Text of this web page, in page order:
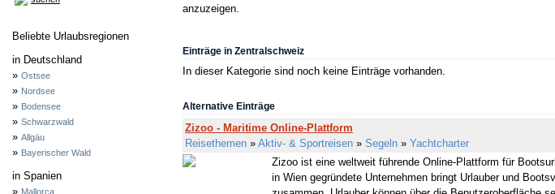
Beliebte Urlaubsregionen
in Deutschland
» Ostsee
» Nordsee
» Bodensee
» Schwarzwald
» Allgäu
» Bayerischer Wald
in Spanien
» Mallorca
anzuzeigen.
Einträge in Zentralschweiz
In dieser Kategorie sind noch keine Einträge vorhanden.
Alternative Einträge
Zizoo - Maritime Online-Plattform
Reisethemen » Aktiv- & Sportreisen » Segeln » Yachtcharter
Zizoo ist eine weltweit führende Online-Plattform für
in Wien gegründete Unternehmen bringt Urlauber und